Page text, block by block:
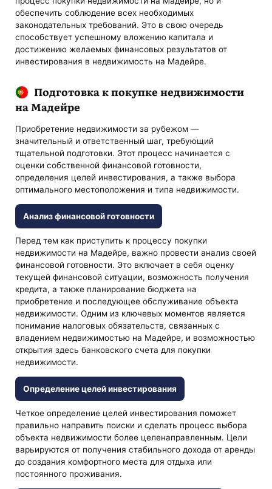
обеспечить соблюдение всех необходимых
законодательных требований. Это в свою очередь
способствует успешному вложению капитала и
достижению желаемых финансовых результатов от
инвестирования в недвижимость на Мадейре.
Подготовка к покупке недвижимости
на Мадейре
Приобретение недвижимости за рубежом —
значительный и ответственный шаг, требующий
тщательной подготовки. Этот процесс начинается с
оценки собственной финансовой готовности,
определения целей инвестирования, а также выбора
оптимального местоположения и типа недвижимости.
Анализ финансовой готовности
Перед тем как приступить к процессу покупки
недвижимости на Мадейре, важно провести анализ своей
финансовой готовности. Это включает в себя оценку
текущей финансовой ситуации, возможность получения
кредита, а также планирование бюджета на
приобретение и последующее обслуживание объекта
недвижимости. Одним из ключевых моментов является
понимание налоговых обязательств, связанных с
владением недвижимостью на Мадейре, и возможностью
открытия здесь банковского счета для покупки
недвижимости.
Определение целей инвестирования
Четкое определение целей инвестирования поможет
правильно направить поиски и сделать процесс выбора
объекта недвижимости более целенаправленным. Цели
варьируются от получения стабильного дохода от аренды
до создания комфортного места для отдыха или
постоянного проживания.